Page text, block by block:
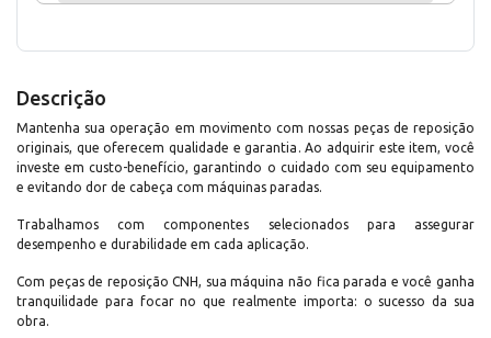
Descrição
Mantenha sua operação em movimento com nossas peças de reposição
originais, que oferecem qualidade e garantia. Ao adquirir este item, você
investe em custo-benefício, garantindo o cuidado com seu equipamento
e evitando dor de cabeça com máquinas paradas.
Trabalhamos com componentes selecionados para assegurar
desempenho e durabilidade em cada aplicação.
Com peças de reposição CNH, sua máquina não fica parada e você ganha
tranquilidade para focar no que realmente importa: o sucesso da sua
obra.